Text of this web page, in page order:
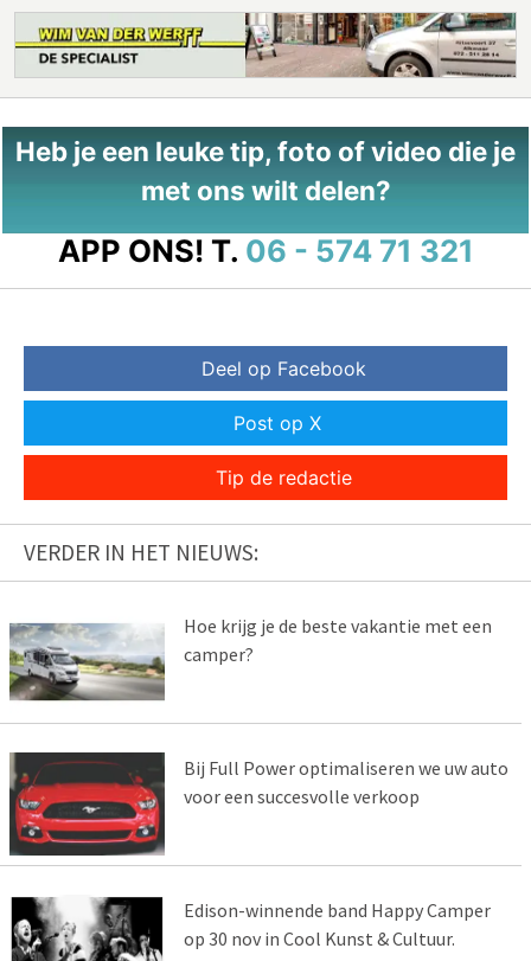
Heb je een leuke tip, foto of video die je
met ons wilt delen?
APP ONS! T. 06 - 574 71 321
Deel op Facebook
Post op X
Tip de redactie
VERDER IN HET NIEUWS:
Hoe krijg je de beste vakantie met een
camper?
Bij Full Power optimaliseren we uw auto
voor een succesvolle verkoop
Edison-winnende band Happy Camper
op 30 nov in Cool Kunst & Cultuur.